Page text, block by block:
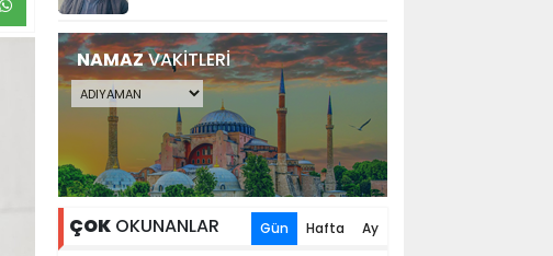
NAMAZVAKİTLERİ
ÇOKOKUNANLAR Gün Hafta Ay